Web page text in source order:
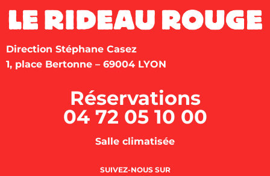
Direction Stéphane Casez
1, place Bertonne – 69004 LYON
Réservations
04 72 05 10 00
Salle climatisée
SUIVEZ-NOUS SUR